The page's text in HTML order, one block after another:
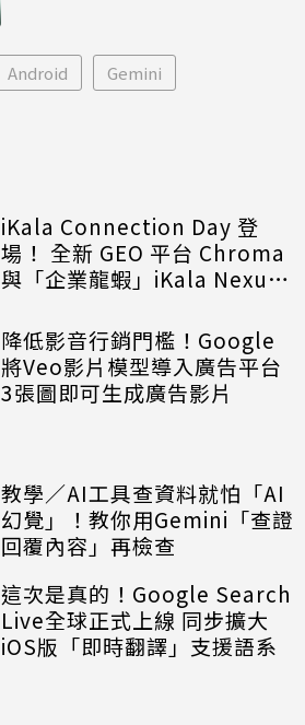
Android Gemini
iKala Connection Day 登
場！ 全新 GEO 平台 Chroma
與「企業龍蝦」iKala Nexus
降低影音行銷門檻！Google
將Veo影片模型導入廣告平台
3張圖即可生成廣告影片
教學／AI工具查資料就怕「AI
幻覺」！教你用Gemini「查證
回覆內容」再檢查
這次是真的！Google Search
Live全球正式上線 同步擴大
iOS版「即時翻譯」支援語系